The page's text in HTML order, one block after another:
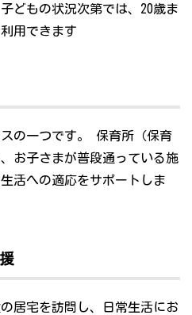
どもの状況次第では、20歳ま
用できます
の一つです。 保育所（保育
お子さまが普段通っている施
活への適応をサポートしま
居宅を訪問し、日常生活にお